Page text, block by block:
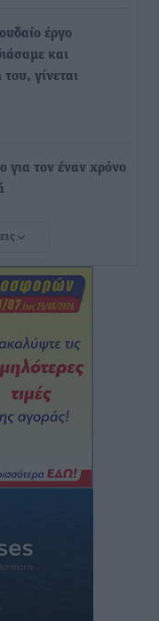
έργο
και
γίνεται
για τον έναν χρόνο
2027
“Ο
πελάτης της
«ψηφίζουν»